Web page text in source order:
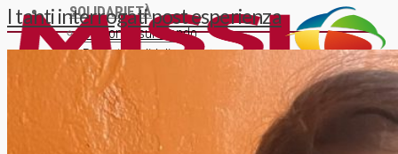
SOLIDARIETÀ
Un ponte sul mondo
Progetti solidali
Donazioni
INFORMAZIONE
Archivio News
Lunedì della Missione
ISCRIZIONE NEWSLETTER
I tanti interrogati post esperienza